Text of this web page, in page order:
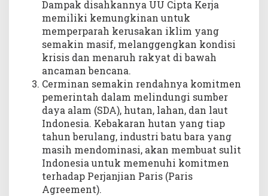
Dampak disahkannya UU Cipta Kerja
memiliki kemungkinan untuk
memperparah kerusakan iklim yang
semakin masif, melanggengkan kondisi
krisis dan menaruh rakyat di bawah
ancaman bencana.
Cerminan semakin rendahnya komitmen
pemerintah dalam melindungi sumber
daya alam (SDA), hutan, lahan, dan laut
Indonesia. Kebakaran hutan yang tiap
tahun berulang, industri batu bara yang
masih mendominasi, akan membuat sulit
Indonesia untuk memenuhi komitmen
terhadap Perjanjian Paris (Paris
Agreement).